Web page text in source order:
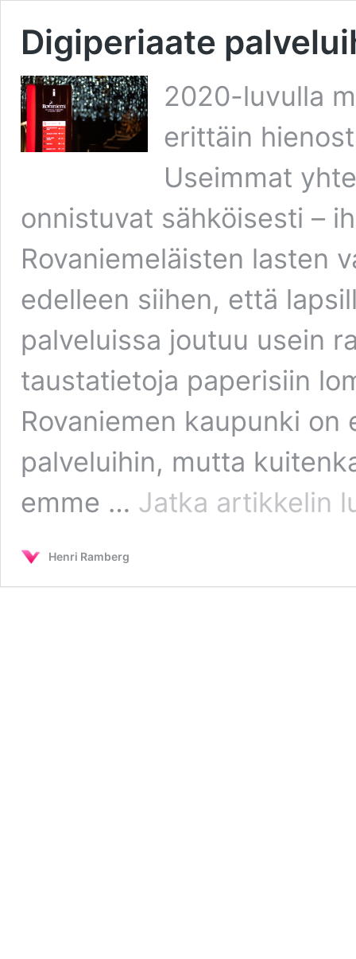
Digiperiaate
2020-luvulla
erittäin
Useimmat
onnistuvat sähköisesti –
Rovaniemeläisten lasten
edelleen siihen, että
palveluissa joutuu usein
taustatietoja paperisiin
Rovaniemen kaupunki
palveluihin, mutta
emme … Jatka artikkelin
Henri Ramberg